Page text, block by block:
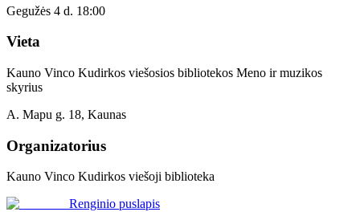
Gegužės 4 d. 18:00
Vieta
Kauno Vinco Kudirkos viešosios bibliotekos Meno ir muzikos
skyrius
A. Mapu g. 18, Kaunas
Organizatorius
Kauno Vinco Kudirkos viešoji biblioteka
Renginio puslapis